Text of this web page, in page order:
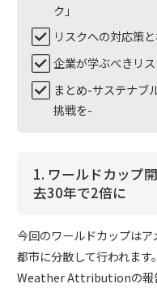
ク」
リスクへの対応策
企業が学ぶべきリ
まとめ-サステナブ
挑戦を-
1. ワールドカップ
去30年で2倍に
今回のワールドカップは
都市に分散して行われま
Weather Attributionの報